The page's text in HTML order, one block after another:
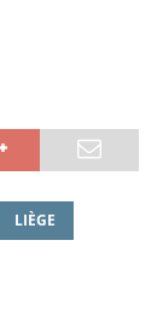
LIÈGE